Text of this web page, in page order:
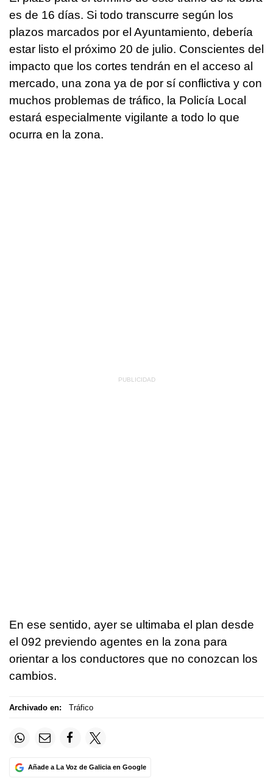
es de 16 días. Si todo transcurre según los
plazos marcados por el Ayuntamiento, debería
estar listo el próximo 20 de julio. Conscientes del
impacto que los cortes tendrán en el acceso al
mercado, una zona ya de por sí conflictiva y con
muchos problemas de tráfico, la Policía Local
estará especialmente vigilante a todo lo que
ocurra en la zona.
En ese sentido, ayer se ultimaba el plan desde
el 092 previendo agentes en la zona para
orientar a los conductores que no conozcan los
cambios.
Archivado en: Tráfico
Añade a La Voz de Galicia en Google